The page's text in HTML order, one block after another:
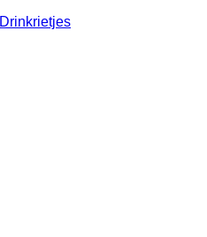
Drinkrietjes